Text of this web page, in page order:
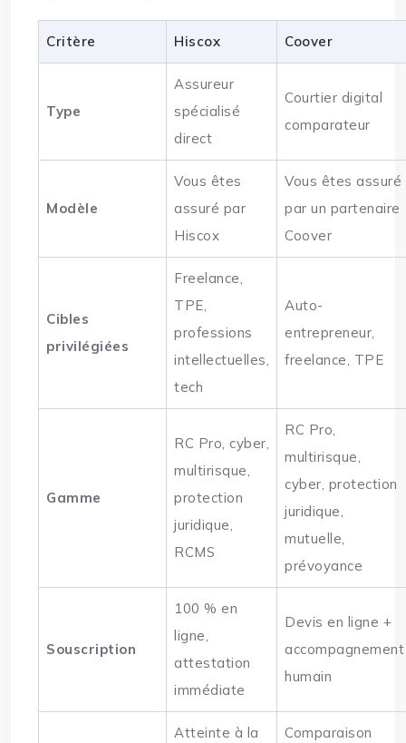
Critère Hiscox Coover
Type
Assureur
spécialisé
direct
Courtier digital
comparateur
Modèle
Vous êtes
assuré par
Hiscox
Vous êtes assuré
par un partenaire
Coover
Cibles
privilégiées
Freelance,
TPE,
professions
intellectuelles,
tech
Auto-
entrepreneur,
freelance, TPE
Gamme
RC Pro, cyber,
multirisque,
protection
juridique,
RCMS
RC Pro,
multirisque,
cyber, protection
juridique,
mutuelle,
prévoyance
Souscription
100 % en
ligne,
attestation
immédiate
Devis en ligne +
accompagnement
humain
Atteinte à la
Comparaison